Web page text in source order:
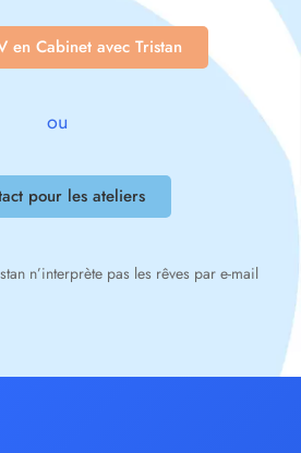
en Cabinet avec Tristan
ou
pour les ateliers
n’interprète pas les rêves par e-mail